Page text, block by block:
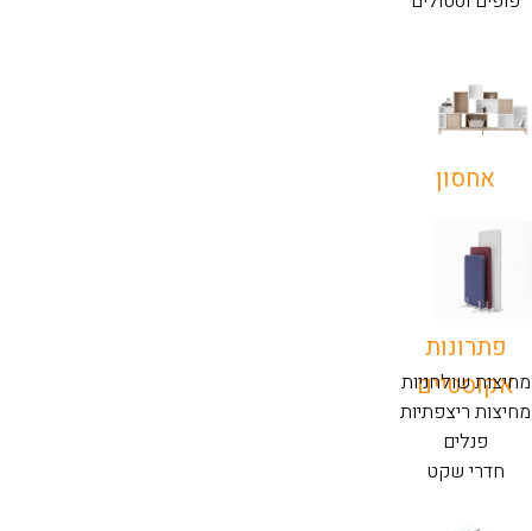
אחסון
פתרונות
אקוסטיים
מחיצות שולחניות
מחיצות ריצפתיות
פנלים
חדרי שקט